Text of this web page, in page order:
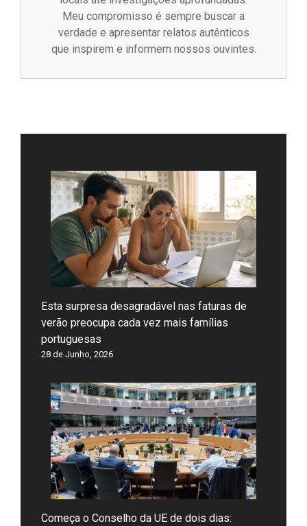
Meu compromisso é sempre buscar a
verdade e apresentar relatos autênticos
que inspirem e informem nossos ouvintes.
Esta surpresa desagradável nas faturas de
verão preocupa cada vez mais famílias
portuguesas
28 de Junho, 2026
Começa o Conselho da UE de dois dias: